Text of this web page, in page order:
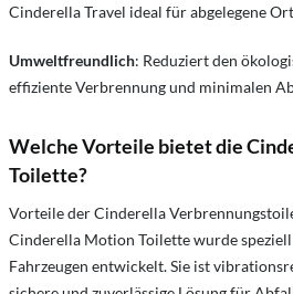
Cinderella Travel ideal für abgelegene
Umweltfreundlich: Reduziert den
effiziente Verbrennung und minimalen
Welche Vorteile bietet die
Toilette?
Vorteile der Cinderella
Cinderella Motion Toilette wurde
Fahrzeugen entwickelt. Sie ist